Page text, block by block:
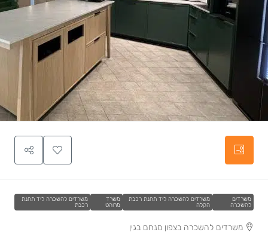
משרדים
להשכרה
משרדים להשכרה ליד תחנת רכבת
הקלה
משרד
מרוהט
משרדים להשכרה ליד תחנת
רכבת
משרדים להשכרה בצפון מנחם בגין